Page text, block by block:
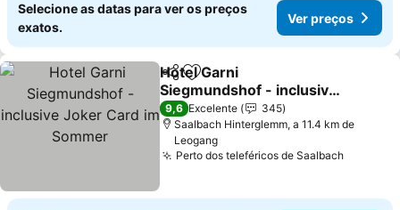
Selecione as datas para ver os preços
exatos.
Ver preços
PartilharAdicionar aos favoritos
Hotel Garni
Siegmundshof - inclusive
Joker Card im Sommer
Ver preços
9,6 Excelente
345
Saalbach Hinterglemm, a 11.4 km de
Leogang
Perto dos teleféricos de SaalbachVer